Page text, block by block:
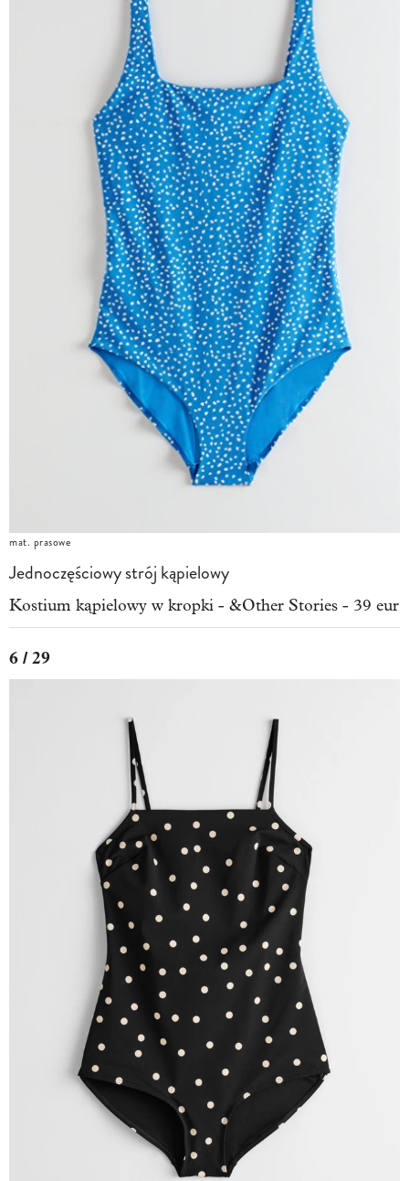
mat. prasowe
Jednoczęściowy strój kąpielowy
Kostium kąpielowy w kropki - &Other Stories - 39 eur
6 / 29